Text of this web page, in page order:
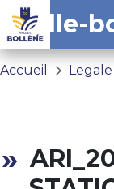
ville-
Accueil Legale